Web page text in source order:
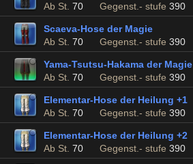
Ab St. 70 Gegenst.- stufe 390
Scaeva-Hose der Magie
Ab St. 70 Gegenst.- stufe 390
Yama-Tsutsu-Hakama der Magie
Ab St. 70 Gegenst.- stufe 390
Elementar-Hose der Heilung +1
Ab St. 70 Gegenst.- stufe 390
Elementar-Hose der Heilung +2
Ab St. 70 Gegenst.- stufe 390